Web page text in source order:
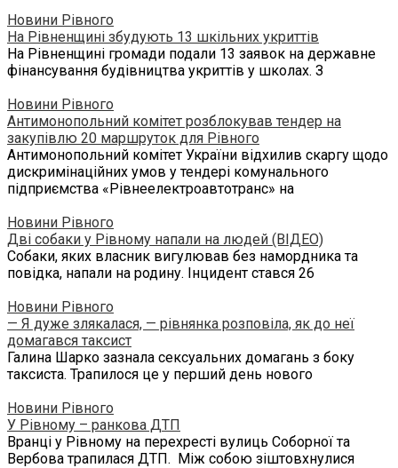
Новини Рівного
На Рівненщині збудують 13 шкільних укриттів
На Рівненщині громади подали 13 заявок на державне
фінансування будівництва укриттів у школах. З
Новини Рівного
Антимонопольний комітет розблокував тендер на
закупівлю 20 маршруток для Рівного
Антимонопольний комітет України відхилив скаргу щодо
дискримінаційних умов у тендері комунального
підприємства «Рівнеелектроавтотранс» на
Новини Рівного
Дві собаки у Рівному напали на людей (ВІДЕО)
Собаки, яких власник вигулював без намордника та
повідка, напали на родину. Інцидент стався 26
Новини Рівного
— Я дуже злякалася, — рівнянка розповіла, як до неї
домагався таксист
Галина Шарко зазнала сексуальних домагань з боку
таксиста. Трапилося це у перший день нового
Новини Рівного
У Рівному – ранкова ДТП
Вранці у Рівному на перехресті вулиць Соборної та
Вербова трапилася ДТП. Між собою зіштовхнулися